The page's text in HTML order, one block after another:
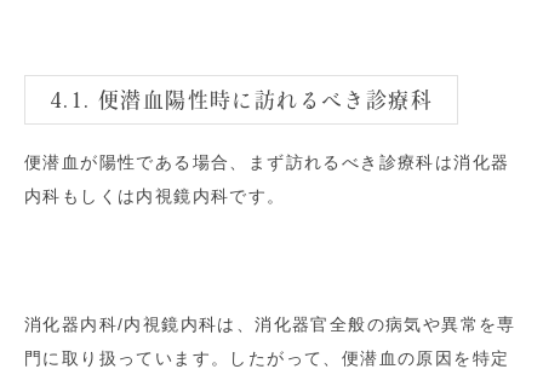
4.1. 便潜血陽性時に訪れるべき診療科
便潜血が陽性である場合、まず訪れるべき診療科は消化器
内科もしくは内視鏡内科です。
消化器内科/内視鏡内科は、消化器官全般の病気や異常を専
門に取り扱っています。したがって、便潜血の原因を特定